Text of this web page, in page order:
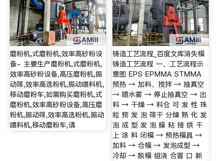
磨粉机,式磨粉机,效率高砂粉设
备- 主要生产磨粉机,式磨粉机,
效率高砂粉设备,高压磨粉机,振
动筛,效率高选粉机,振动喂料机,
移动磨粉车,如需购买磨粉机,式
磨粉机,效率高砂粉设备,高压磨
粉机,振动筛,效率高选粉机,振动
喂料机,移动磨粉车,请
铸造工艺流程_百度文库消失模
铸造工艺流程 一、工艺流程示
意图 EPS EPMMA STMMA
预热 → 加料、搅拌 → 抽真空
→ 喷水雾 → 停止抽真空 → 出
料 → 干燥 → 料仓 可 发 性 珠
粒 预 发 泡 筛干 分燥 熟 化 发
泡 成 型 发 泡 膜 粘 接 烘 干
上 涂 料 闭模 → 预热模具 →
加料 → 合模 → 发泡成型 →
冷却 → 脱模 组浇 合冒 口 新